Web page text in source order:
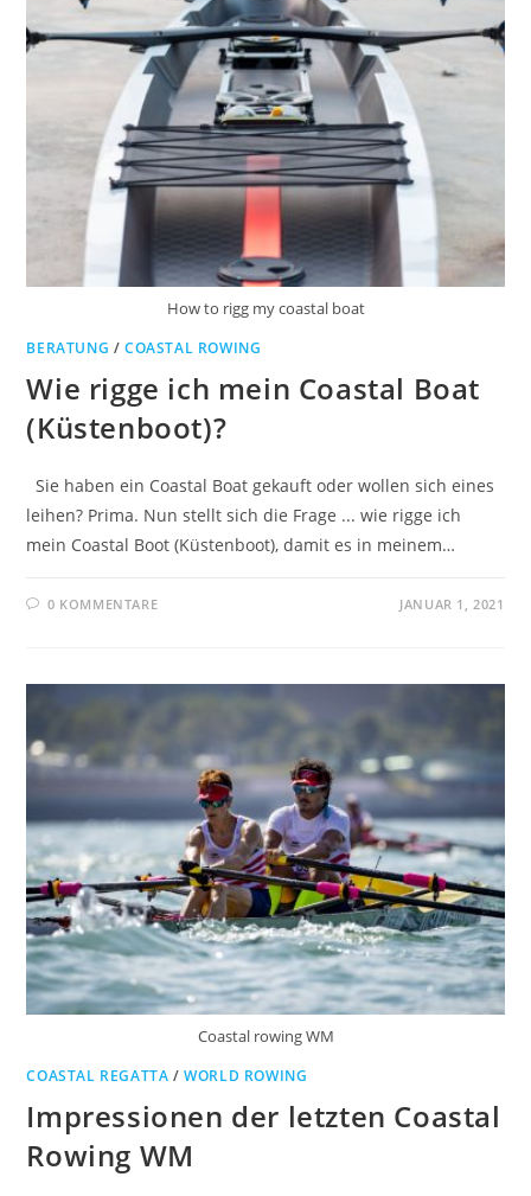
How to rigg my coastal boat
BERATUNG /COASTAL ROWING
Wie rigge ich mein Coastal Boat
(Küstenboot)?
Sie haben ein Coastal Boat gekauft oder wollen sich eines
leihen? Prima. Nun stellt sich die Frage ... wie rigge ich
mein Coastal Boot (Küstenboot), damit es in meinem…
0 KOMMENTARE JANUAR 1, 2021
Coastal rowing WM
COASTAL REGATTA /WORLD ROWING
Impressionen der letzten Coastal
Rowing WM